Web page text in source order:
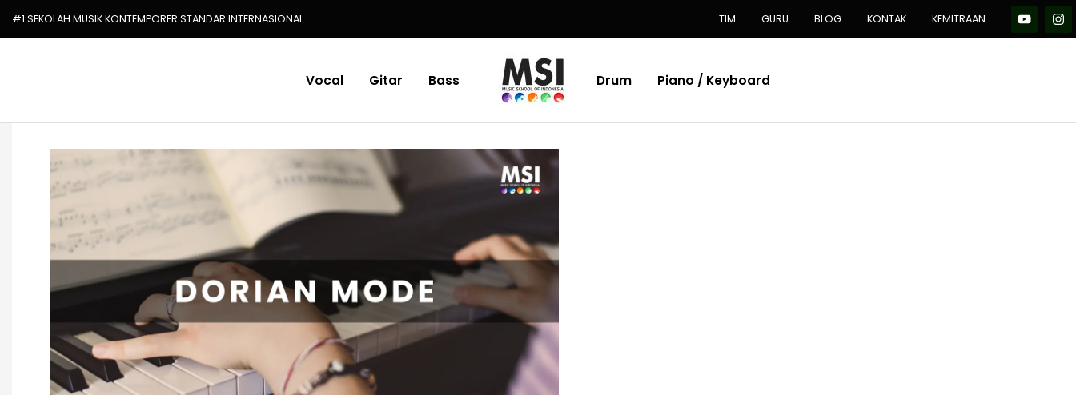
#1 SEKOLAH MUSIK KONTEMPORER STANDAR INTERNASIONAL TIM GURU BLOG KONTAK KEMITRAAN
Vocal Gitar Bass Drum Piano / Keyboard